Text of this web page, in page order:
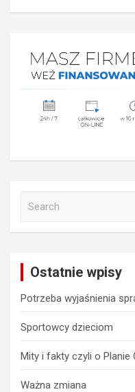
Ostatnie wpisy
Potrzeba wyjaśnienia
Sportowcy dzieciom
Mity i fakty czyli o Planie
Ważna zmiana